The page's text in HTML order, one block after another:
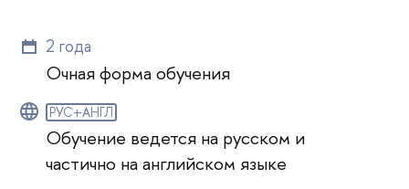
2 года
Очная форма обучения
РУС+АНГЛ
Обучение ведется на русском и
частично на английском языке